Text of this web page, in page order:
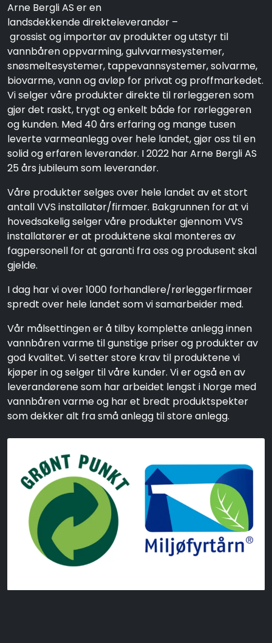
Arne Bergli AS er en
landsdekkende direkteleverandør –
grossist og importør av produkter og utstyr til
vannbåren oppvarming, gulvvarmesystemer,
snøsmeltesystemer, tappevannsystemer, solvarme,
biovarme, vann og avløp for privat og proffmarkedet.
Vi selger våre produkter direkte til rørleggeren som
gjør det raskt, trygt og enkelt både for rørleggeren
og kunden. Med 40 års erfaring og mange tusen
leverte varmeanlegg over hele landet, gjør oss til en
solid og erfaren leverandør. I 2022 har Arne Bergli AS
25 års jubileum som leverandør.
Våre produkter selges over hele landet av et stort
antall VVS installatør/firmaer. Bakgrunnen for at vi
hovedsakelig selger våre produkter gjennom VVS
installatører er at produktene skal monteres av
fagpersonell for at garanti fra oss og produsent skal
gjelde.
I dag har vi over 1000 forhandlere/rørleggerfirmaer
spredt over hele landet som vi samarbeider med.
Vår målsettingen er å tilby komplette anlegg innen
vannbåren varme til gunstige priser og produkter av
god kvalitet. Vi setter store krav til produktene vi
kjøper in og selger til våre kunder. Vi er også en av
leverandørene som har arbeidet lengst i Norge med
vannbåren varme og har et bredt produktspekter
som dekker alt fra små anlegg til store anlegg.